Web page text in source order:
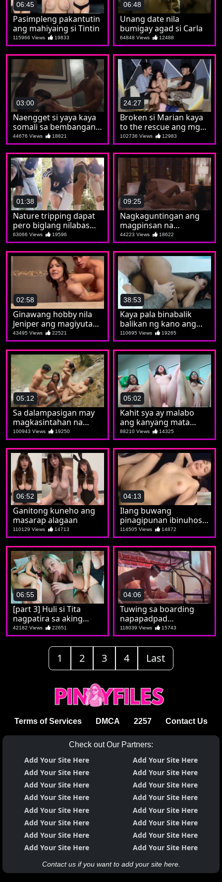
06:45
Pasimpleng pakantutin
ang mahiyaing si Tintin
115966 Views 19833
06:48
Unang date nila
bumigay agad si Carla
64848 Views 12488
03:00
Naengget si yaya kaya
somali sa bembangan
nila koya
44676 Views 18821
24:27
Broken si Marian kaya
to the rescue ang mga
kaibigan
102736 Views 12983
01:38
Nature tripping dapat
pero biglang nilabas
ang burat napasubo
tuloy si Kat
63066 Views 19596
09:25
Nagkaguntingan ang
magpinsan na
parehong iniwanan
44223 Views 18622
02:58
Ginawang hobby nila
Jeniper ang magiyutan
bago magshower
43495 Views 22521
38:53
Kaya pala binabalik
balikan ng kano ang
putahe ni Aiko
110695 Views 19265
05:12
Sa dalampasigan may
magkasintahan na
nagpalitan sa iyutan
100943 Views 19250
05:02
Kahit sya ay malabo
ang kanyang mata
malinaw naman sayo
na sya ay isang puta
88210 Views 14325
06:52
Ganitong kuneho ang
masarap alagaan
110129 Views 14713
04:13
Ilang buwang
pinagipunan ibinuhos
lahat kay Jilian
114505 Views 14872
06:55
[part 3] Huli si Tita
nagpatira sa aking
tropa
42182 Views 22651
04:06
Tuwing sa boarding
napapadpad
nadidiligan si Soledad
118039 Views 15743
1 2 3 4 Last
Terms of Services DMCA 2257 Contact Us
Check out Our Partners:
Add Your Site Here
Add Your Site Here
Add Your Site Here
Add Your Site Here
Add Your Site Here
Add Your Site Here
Add Your Site Here
Add Your Site Here
Add Your Site Here
Add Your Site Here
Add Your Site Here
Add Your Site Here
Add Your Site Here
Add Your Site Here
Add Your Site Here
Add Your Site Here
Contact us if you want to add your site here.